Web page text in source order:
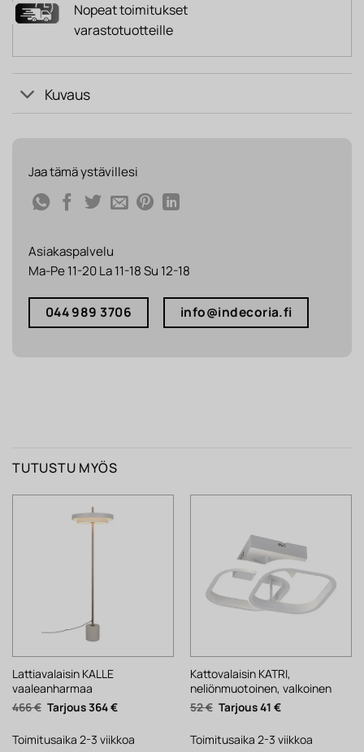
Nopeat toimitukset
varastotuotteille
Kuvaus
Jaa tämä ystävillesi
Asiakaspalvelu
Ma-Pe 11-20 La 11-18 Su 12-18
044 989 3706 info@indecoria.fi
TUTUSTU MYÖS
Lattiavalaisin KALLE
vaaleanharmaa
466€ Alkuperäinen
hinta
466 €.
364€Nykyinen
364 €.
Toimitusaika 2-3 viikkoa
Kattovalaisin KATRI,
neliönmuotoinen, valkoinen
52€ Alkuperäinen
hinta
52 €.
41 €Nykyinen
41 €.
Toimitusaika 2-3 viikkoa